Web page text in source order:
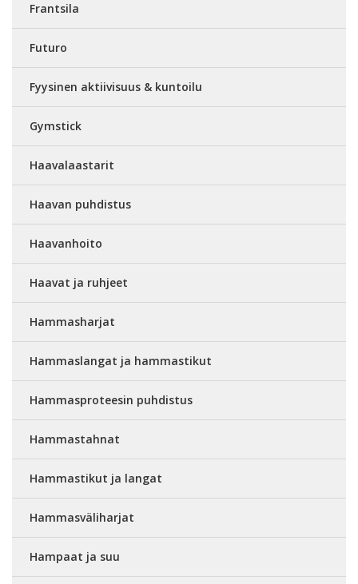
Frantsila
Futuro
Fyysinen aktiivisuus & kuntoilu
Gymstick
Haavalaastarit
Haavan puhdistus
Haavanhoito
Haavat ja ruhjeet
Hammasharjat
Hammaslangat ja hammastikut
Hammasproteesin puhdistus
Hammastahnat
Hammastikut ja langat
Hammasväliharjat
Hampaat ja suu